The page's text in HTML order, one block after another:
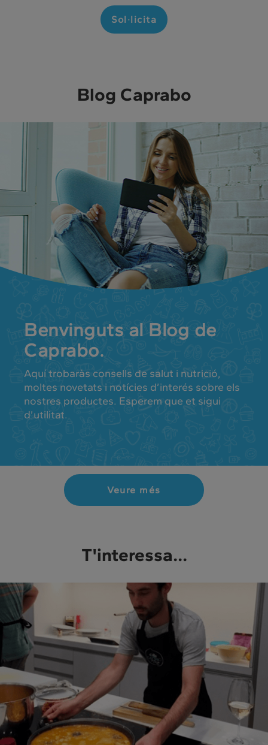
Sol·licita
Blog Caprabo
Benvinguts al Blog de
Caprabo.
Aquí trobaràs consells de salut i nutrició,
moltes novetats i notícies d’interés sobre els
nostres productes. Esperem que et sigui
d’utilitat.
Veure més
T'interessa...